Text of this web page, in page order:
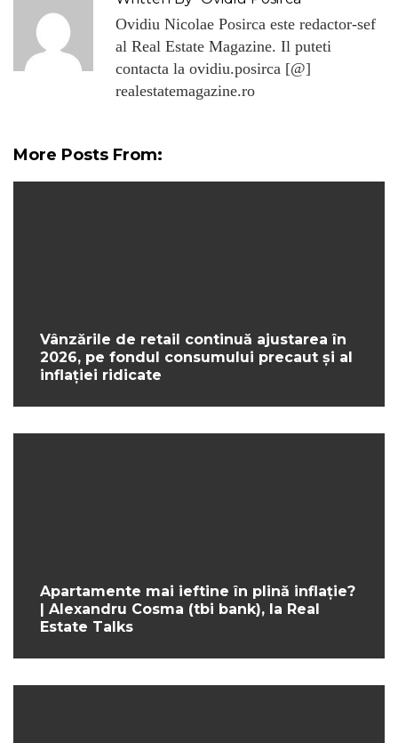
Ovidiu Nicolae Posirca este redactor-sef
al Real Estate Magazine. Il puteti
contacta la ovidiu.posirca [@]
realestatemagazine.ro
More Posts From:
Vânzările de retail continuă ajustarea în
2026, pe fondul consumului precaut și al
inflației ridicate
Apartamente mai ieftine în plină inflație?
| Alexandru Cosma (tbi bank), la Real
Estate Talks